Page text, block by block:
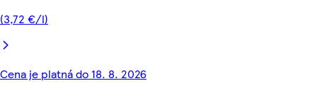
(3,72 €/l)
Cena je platná do 18. 8. 2026